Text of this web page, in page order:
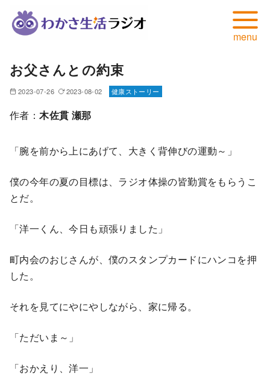
お父さんとの約束
2023-07-26 2023-08-02 健康ストーリー
作者：木佐貫 瀬那
「腕を前から上にあげて、大きく背伸びの運動～」
僕の今年の夏の目標は、ラジオ体操の皆勤賞をもらうこ
とだ。
「洋一くん、今日も頑張りました」
町内会のおじさんが、僕のスタンプカードにハンコを押
した。
それを見てにやにやしながら、家に帰る。
「ただいま～」
「おかえり、洋一」